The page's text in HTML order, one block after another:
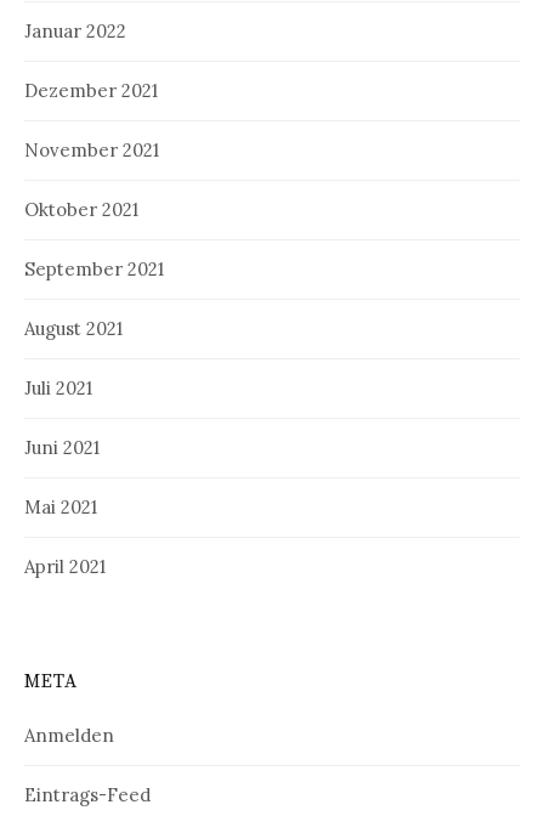
Januar 2022
Dezember 2021
November 2021
Oktober 2021
September 2021
August 2021
Juli 2021
Juni 2021
Mai 2021
April 2021
META
Anmelden
Eintrags-Feed